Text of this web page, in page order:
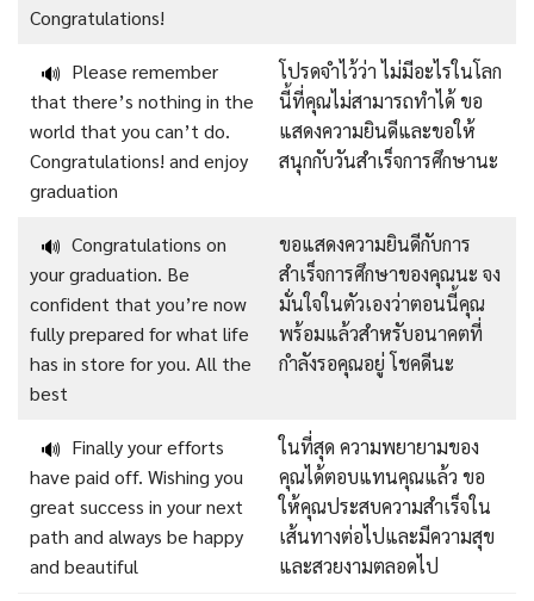
Congratulations!
🔊 Please remember
that there’s nothing in the
world that you can’t do.
Congratulations! and enjoy
graduation
โปรดจำไว้ว่า ไม่มีอะไรในโลก
นี้ที่คุณไม่สามารถทำได้ ขอ
แสดงความยินดีและขอให้
สนุกกับวันสำเร็จการศึกษานะ
🔊 Congratulations on
your graduation. Be
confident that you’re now
fully prepared for what life
has in store for you. All the
best
ขอแสดงความยินดีกับการ
สำเร็จการศึกษาของคุณนะ จง
มั่นใจในตัวเองว่าตอนนี้คุณ
พร้อมแล้วสำหรับอนาคตที่
กำลังรอคุณอยู่ โชคดีนะ
🔊 Finally your efforts
have paid off. Wishing you
great success in your next
path and always be happy
and beautiful
ในที่สุด ความพยายามของ
คุณได้ตอบแทนคุณแล้ว ขอ
ให้คุณประสบความสำเร็จใน
เส้นทางต่อไปและมีความสุข
และสวยงามตลอดไป